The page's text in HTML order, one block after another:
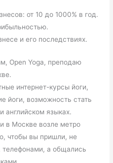
от 10 до 1000% в год.
и его последствиях.
Open Yoga, преподаю
интернет-курсы йоги,
йоги, возможность стать
английском языках.
в Москве возле метро
чтобы вы пришли, не
а общались